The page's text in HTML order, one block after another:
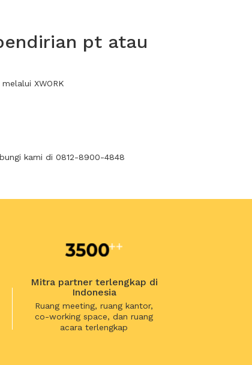
pt atau
XWORK
kami di 0812-8900-4848
Mitra partner terlengkap di
Indonesia
Ruang meeting, ruang kantor,
co-working space, dan ruang
acara terlengkap